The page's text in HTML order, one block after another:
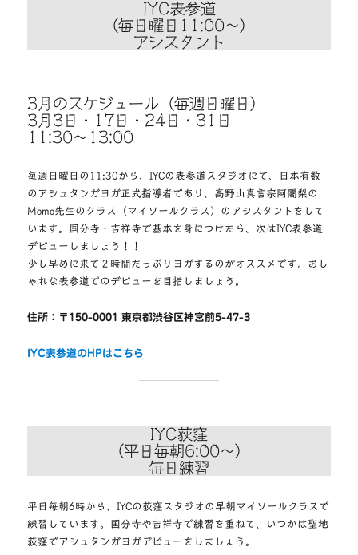
IYC表参道
（毎日曜日11:00〜）
アシスタント
3月のスケジュール（毎週日曜日）
3月3日・17日・24日・31日
11:30〜13:00
毎週日曜日の11:30から、IYCの表参道スタジオにて、日本有数
のアシュタンガヨガ正式指導者であり、高野山真言宗阿闍梨の
Momo先生のクラス（マイソールクラス）のアシスタントをして
います。国分寺・吉祥寺で基本を身につけたら、次はIYC表参道
デビューしましょう！！
少し早めに来て２時間たっぷりヨガするのがオススメです。おし
ゃれな表参道でのデビューを目指しましょう。
住所：〒150-0001 東京都渋谷区神宮前5-47-3
IYC表参道のHPはこちら
IYC荻窪
（平日毎朝6:00〜）
毎日練習
平日毎朝6時から、IYCの荻窪スタジオの早朝マイソールクラスで
練習しています。国分寺や吉祥寺で練習を重ねて、いつかは聖地
荻窪でアシュタンガヨガデビューをしましょう。